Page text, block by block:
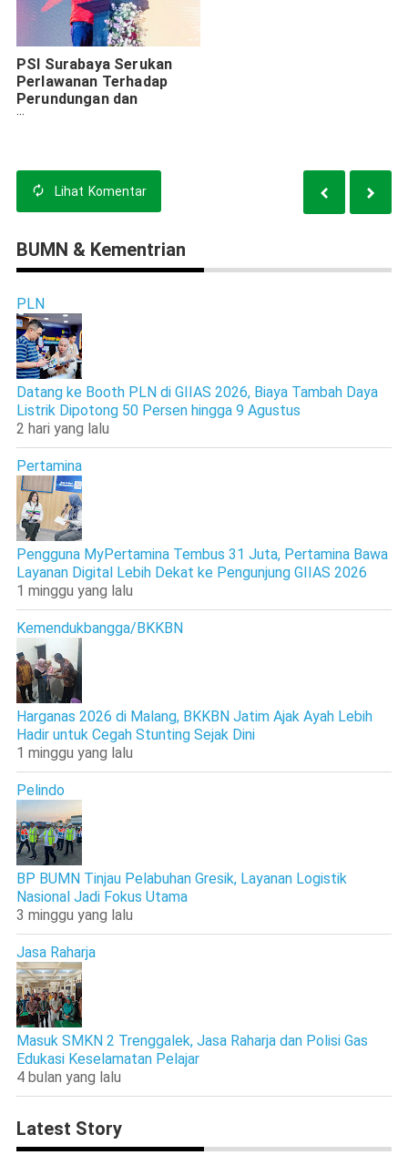
PSI Surabaya Serukan
Perlawanan Terhadap
Perundungan dan
Premanisme di Sekolah
Lihat Komentar
BUMN & Kementrian
PLN
Datang ke Booth PLN di GIIAS 2026, Biaya Tambah Daya
Listrik Dipotong 50 Persen hingga 9 Agustus
2 hari yang lalu
Pertamina
Pengguna MyPertamina Tembus 31 Juta, Pertamina Bawa
Layanan Digital Lebih Dekat ke Pengunjung GIIAS 2026
1 minggu yang lalu
Kemendukbangga/BKKBN
Harganas 2026 di Malang, BKKBN Jatim Ajak Ayah Lebih
Hadir untuk Cegah Stunting Sejak Dini
1 minggu yang lalu
Pelindo
BP BUMN Tinjau Pelabuhan Gresik, Layanan Logistik
Nasional Jadi Fokus Utama
3 minggu yang lalu
Jasa Raharja
Masuk SMKN 2 Trenggalek, Jasa Raharja dan Polisi Gas
Edukasi Keselamatan Pelajar
4 bulan yang lalu
Latest Story